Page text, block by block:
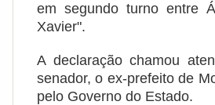
em segundo turno entre
Xavier".
A declaração chamou
senador, o ex-prefeito de
pelo Governo do Estado.